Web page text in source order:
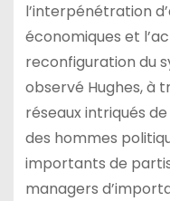
l’interpénétration
économiques et
reconfiguration du
observé Hughes, à
réseaux intriqués
des hommes
importants de
managers